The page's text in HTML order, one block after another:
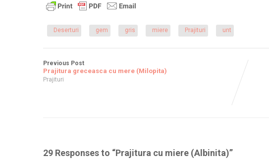
Deserturi gem gris miere Prajituri unt
Previous Post
Prajitura greceasca cu mere (Milopita)
Prajituri
29 Responses to “Prajitura cu miere (Albinita)”